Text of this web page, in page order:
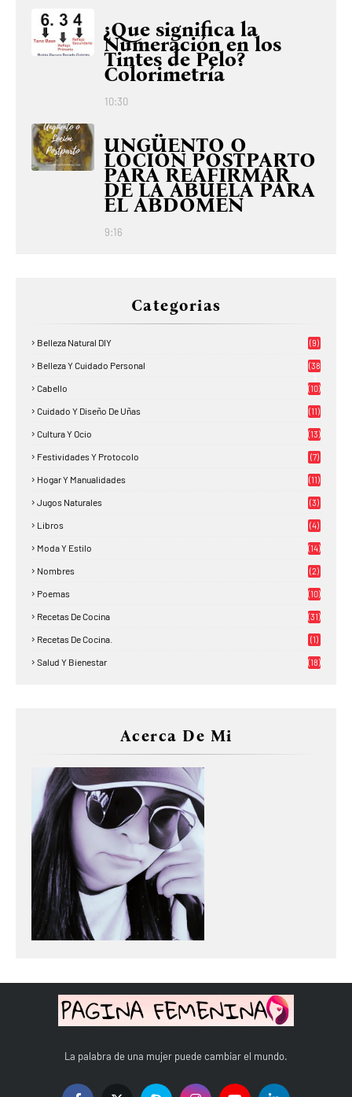
¿Que significa la
Numeración en los
Tintes de Pelo?
Colorimetría
10:30
UNGÜENTO O
LOCIÓN POSTPARTO
PARA REAFIRMAR
DE LA ABUELA PARA
EL ABDOMEN
9:16
Categorias
Belleza Natural DIY (9)
Belleza Y Cuidado Personal
(38
Cabello (10)
Cuidado Y Diseño De Uñas (11)
Cultura Y Ocio (13)
Festividades Y Protocolo (7)
Hogar Y Manualidades (11)
Jugos Naturales (3)
Libros (4)
Moda Y Estilo (14)
Nombres (2)
Poemas (10)
Recetas De Cocina (31)
Recetas De Cocina. (1)
Salud Y Bienestar (18)
Acerca De Mi
La palabra de una mujer puede cambiar el mundo.